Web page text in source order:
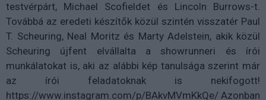
testvérpárt, Michael Scofieldet és Lincoln Burrows-t.
Továbbá az eredeti készítők közül szintén visszatér Paul
T. Scheuring, Neal Moritz és Marty Adelstein, akik közül
Scheuring újfent elvállalta a showrunneri és írói
munkálatokat is, aki az alábbi kép tanulsága szerint már
az írói feladatoknak is nekifogott!
https://www.instagram.com/p/BAkvMVmKkQe/ Azonban